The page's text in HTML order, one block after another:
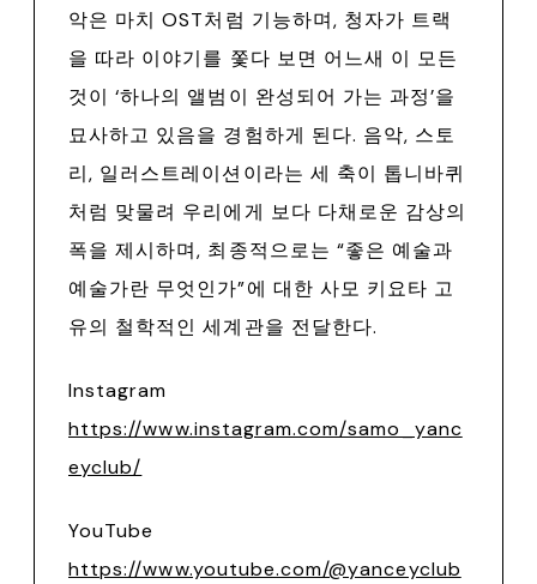
악은 마치 OST처럼 기능하며, 청자가 트랙
을 따라 이야기를 쫓다 보면 어느새 이 모든
것이 ‘하나의 앨범이 완성되어 가는 과정’을
묘사하고 있음을 경험하게 된다. 음악, 스토
리, 일러스트레이션이라는 세 축이 톱니바퀴
처럼 맞물려 우리에게 보다 다채로운 감상의
폭을 제시하며, 최종적으로는 “좋은 예술과
예술가란 무엇인가”에 대한 사모 키요타 고
유의 철학적인 세계관을 전달한다.
Instagram
https://www.instagram.com/samo_yanc
eyclub/
YouTube
https://www.youtube.com/@yanceyclub